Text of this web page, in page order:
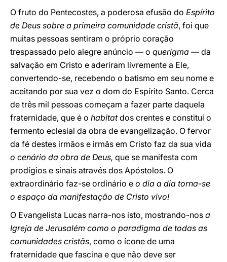
O fruto do Pentecostes, a poderosa efusão do Espírito
de Deus sobre a primeira comunidade cristã, foi que
muitas pessoas sentiram o próprio coração
trespassado pelo alegre anúncio — o querigma — da
salvação em Cristo e aderiram livremente a Ele,
convertendo-se, recebendo o batismo em seu nome e
aceitando por sua vez o dom do Espírito Santo. Cerca
de três mil pessoas começam a fazer parte daquela
fraternidade, que é o habitatdos crentes e constitui o
fermento eclesial da obra de evangelização. O fervor
da fé destes irmãos e irmãs em Cristo faz da sua vida
o cenário da obra de Deus, que se manifesta com
prodígios e sinais através dos Apóstolos. O
extraordinário faz-se ordinário e o dia a dia torna-se
o espaço da manifestação de Cristo vivo!
O Evangelista Lucas narra-nos isto, mostrando-nos a
Igreja de Jerusalém como o paradigma de todas as
comunidades cristãs, como o ícone de uma
fraternidade que fascina e que não deve ser